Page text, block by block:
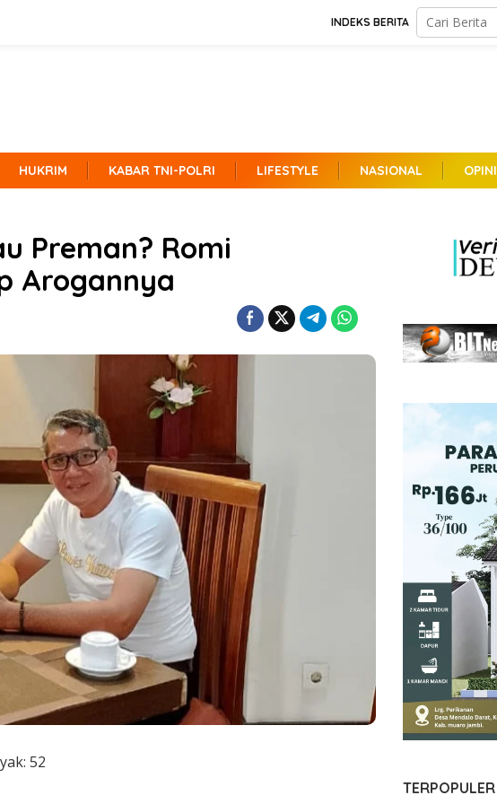
INDEKS BERITA
HUKRIM KABAR TNI-POLRI LIFESTYLE NASIONAL OPINI
Preman? Romi
Arogannya
52
TERPOPULER